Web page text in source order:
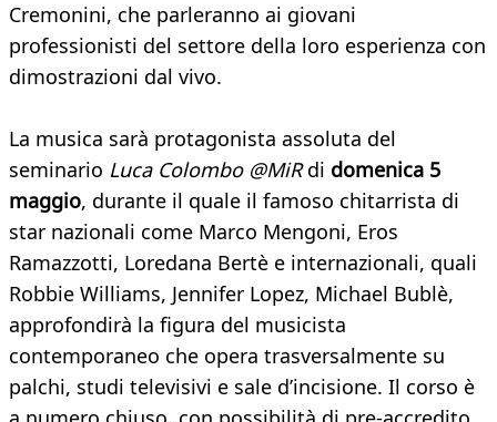
Cremonini, che parleranno ai giovani
professionisti del settore della loro esperienza con
dimostrazioni dal vivo.
La musica sarà protagonista assoluta del
seminario Luca Colombo @MiRdi domenica 5
maggio, durante il quale il famoso chitarrista di
star nazionali come Marco Mengoni, Eros
Ramazzotti, Loredana Bertè e internazionali, quali
Robbie Williams, Jennifer Lopez, Michael Bublè,
approfondirà la figura del musicista
contemporaneo che opera trasversalmente su
palchi, studi televisivi e sale d’incisione. Il corso è